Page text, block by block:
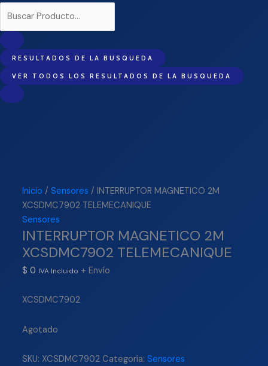
RESULTADOS DE LA BUSQUEDA
VER TODOS LOS RESULTADOS DE LA BUSQUEDA
Inicio /Sensores / INTERRUPTOR MAGNETICO 2M
XCSDMC7902 TELEMECANIQUE
Sensores
INTERRUPTOR MAGNETICO 2M
XCSDMC7902 TELEMECANIQUE
$ 0 IVA Incluido + Envío
XCSDMC7902
Agotado
SKU: XCSDMC7902 Categoría:Sensores